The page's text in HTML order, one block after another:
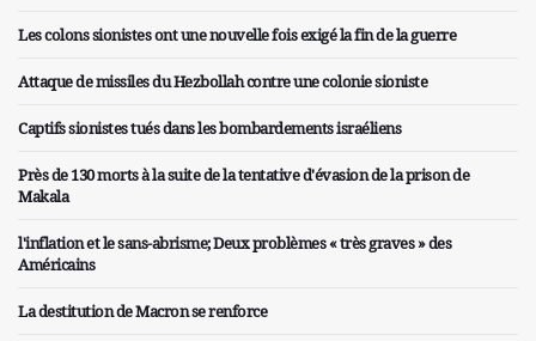
Les colons sionistes ont une nouvelle fois exigé la fin de la guerre
Attaque de missiles du Hezbollah contre une colonie sioniste
Captifs sionistes tués dans les bombardements israéliens
Près de 130 morts à la suite de la tentative d'évasion de la prison de
Makala
l'inflation et le sans-abrisme; Deux problèmes « très graves » des
Américains
La destitution de Macron se renforce